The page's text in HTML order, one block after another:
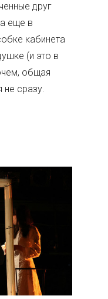
друг
еще в
кабинета
(и это в
общая
не сразу.